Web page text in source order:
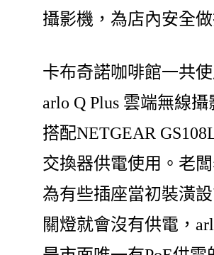
攝影機，為店內安全做
卡布奇諾咖啡館一共
arlo Q Plus 雲端無線攝
搭配NETGEAR
交換器供電使用。老
為有些插座當初裝潢
關燈就會沒有供電，